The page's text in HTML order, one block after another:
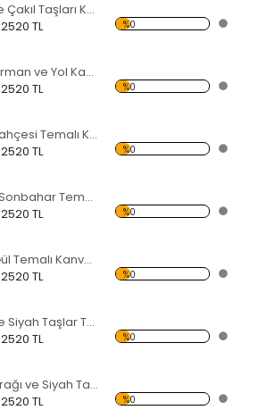
Deniz ve Çakıl Taşları Kanvas Tablo
2520 TL %0
Gece Orman ve Yol Kanvas Tablo
2520 TL %0
Çiçek Bahçesi Temalı Kanvas Tablo
2520 TL %0
Dağda Sonbahar Temalı Kanvas Tablo
2520 TL %0
Renkli Gül Temalı Kanvas Tablo
2520 TL %0
Çiçek ve Siyah Taşlar Temalı Kanvas Tablo
2520 TL %0
Gül Yaprağı ve Siyah Taş Kanvas Tablo
2520 TL %0